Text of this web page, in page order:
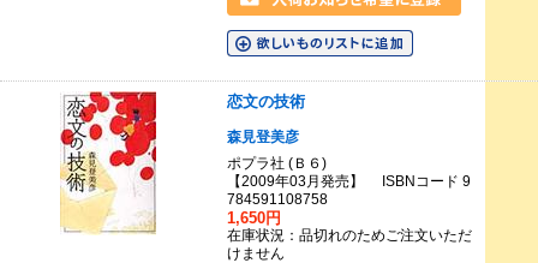
恋文の技術
森見登美彦
ポプラ社 (Ｂ６)
【2009年03月発売】 ISBNコード 9
784591108758
1,650円
在庫状況：品切れのためご注文いただ
けません